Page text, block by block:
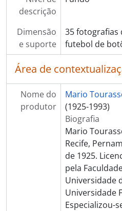
descrição
Dimensão
e suporte
35 fotografias
futebol de
Área de
Nome do
produtor
Mario
(1925-1993)
Biografia
Mario
Recife,
de 1925.
pela
Universidade
Universidade
Especializou-